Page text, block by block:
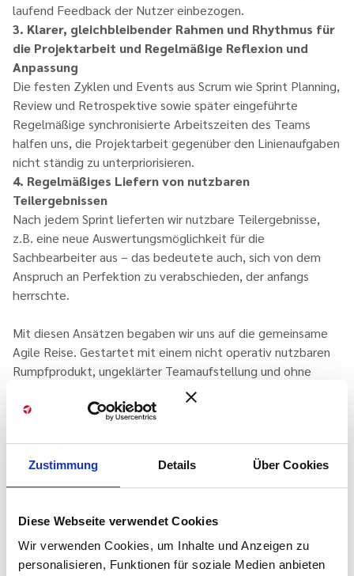
Zustimmung Details Über Cookies
Diese Webseite verwendet Cookies
Wir verwenden Cookies, um Inhalte und Anzeigen zu
personalisieren, Funktionen für soziale Medien anbieten
laufend Feedback der Nutzer einbezogen.
3. Klarer, gleichbleibender Rahmen und Rhythmus für
die Projektarbeit und Regelmäßige Reflexion und
Anpassung
Die festen Zyklen und Events aus Scrum wie Sprint Planning,
Review und Retrospektive sowie später eingeführte
Regelmäßige synchronisierte Arbeitszeiten des Teams
halfen uns, die Projektarbeit gegenüber den Linienaufgaben
nicht ständig zu unterpriorisieren.
4. Regelmäßiges Liefern von nutzbaren
Teilergebnissen
Nach jedem Sprint lieferten wir nutzbare Teilergebnisse,
z.B. eine neue Auswertungsmöglichkeit für die
Sachbearbeiter aus – das bedeutete auch, sich von dem
Anspruch an Perfektion zu verabschieden, der anfangs
herrschte.
Mit diesen Ansätzen begaben wir uns auf die gemeinsame
Agile Reise. Gestartet mit einem nicht operativ nutzbaren
Rumpfprodukt, ungeklärter Teamaufstellung und ohne
gemeinsamen Arbeitsprozess entwickelten wir uns mit Hilfe
eines initialen Trainingsworkshop und regelmäßigem
Arbeit war das Produkt klar ausgerichtet, wurde von den
ersten zwei Nutzergruppen produktiv eingesetzt und
konnte für weitere ausgebaut werden. Das Team hatte sich
häufiger verzichten. Und auch der Arbeitsprozess
entwickelte sich stetig weiter.